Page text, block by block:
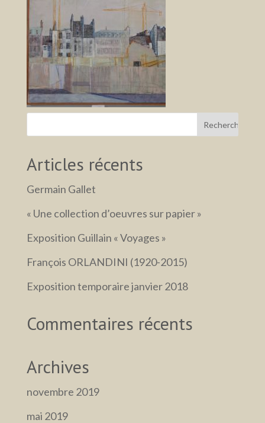
Articles récents
Germain Gallet
« Une collection d’oeuvres sur papier »
Exposition Guillain « Voyages »
François ORLANDINI (1920-2015)
Exposition temporaire janvier 2018
Commentaires récents
Archives
novembre 2019
mai 2019